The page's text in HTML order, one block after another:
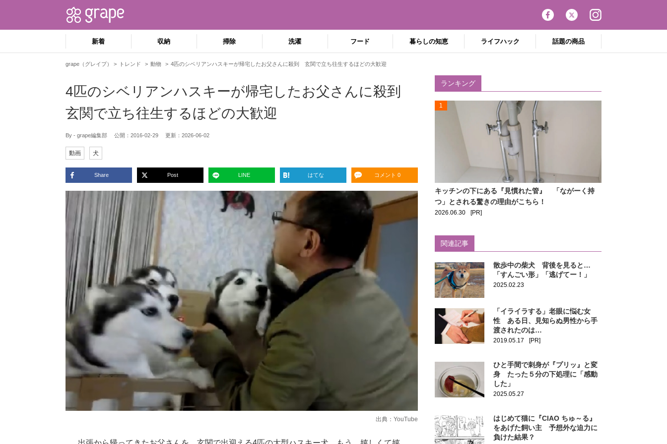
新着 収納 掃除 洗濯 フード 暮らしの知恵 ライフハック 話題の商品
grape（グレイプ） トレンド 動物 4匹のシベリアンハスキーが帰宅したお父さんに殺到 玄関で立ち往生するほどの大歓迎
4匹のシベリアンハスキーが帰宅したお父さんに殺到
玄関で立ち往生するほどの大歓迎
By - grape編集部 公開： 2016-02-29 更新： 2026-06-02
動画 犬
Share Post LINE はてな コメント 0
出典： YouTube
ランキング
1
キッチンの下にある『見慣れた管』 「ながーく持
つ」とされる驚きの理由がこちら！
2026.06.30 [PR]
関連記事
散歩中の柴犬 背後を見ると…
「すんごい形」「逃げてー！」
2025.02.23
「イライラする」老眼に悩む女
性 ある日、見知らぬ男性から手
渡されたのは…
2019.05.17 [PR]
ひと手間で刺身が『プリッ』と変
身 たった５分の下処理に「感動
した」
2025.05.27
はじめて猫に『CIAO ちゅ～る』
をあげた飼い主 予想外な迫力に
負けた結果？